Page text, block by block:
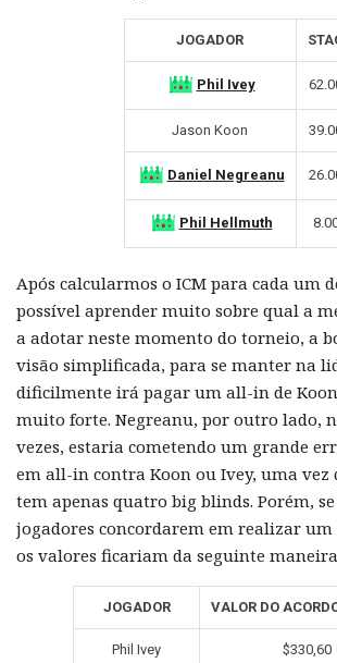
JOGADOR
Phil Ivey
Jason Koon
Daniel Negreanu
Phil Hellmuth
Após calcularmos o ICM para cada um
possível aprender muito sobre qual a
a adotar neste momento do torneio, a
visão simplificada, para se manter na
dificilmente irá pagar um all-in de
muito forte. Negreanu, por outro lado,
vezes, estaria cometendo um grande
em all-in contra Koon ou Ivey, uma
tem apenas quatro big blinds. Porém,
jogadores concordarem em realizar um
os valores ficariam da seguinte
JOGADOR VALOR DO
Phil Ivey $330,60